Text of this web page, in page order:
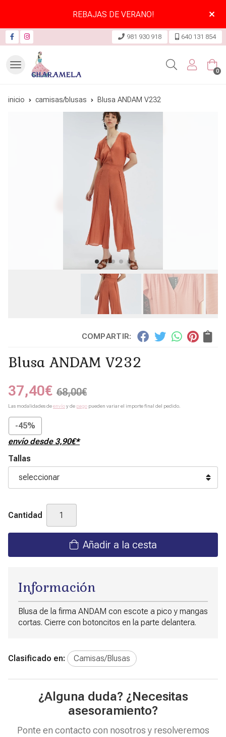
REBAJAS DE VERANO!
981 930 918 640 131 854
Buscar 0
inicio camisas/blusas Blusa ANDAM V232
COMPARTIR:
Blusa ANDAM V232
37,40€ 68,00€
Las modalidades deenvíoy de pago pueden variar el importe final del pedido.
-45%
envío desde 3,90€*
Tallas
Cantidad
Añadir a la cesta
Información
Blusa de la firma ANDAM con escote a pico y mangas
cortas. Cierre con botoncitos en la parte delantera.
Clasificado en: Camisas/Blusas
¿Alguna duda? ¿Necesitas
asesoramiento?
Ponte en contacto con nosotros y resolveremos